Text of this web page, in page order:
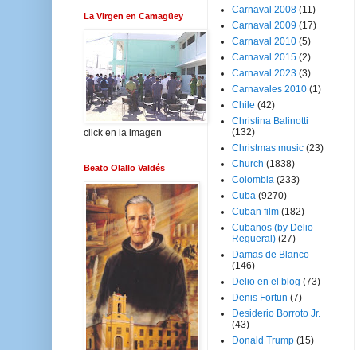
La Virgen en Camagüey
click en la imagen
Beato Olallo Valdés
Carnaval 2008 (11)
Carnaval 2009 (17)
Carnaval 2010 (5)
Carnaval 2015 (2)
Carnaval 2023 (3)
Carnavales 2010 (1)
Chile (42)
Christina Balinotti
(132)
Christmas music (23)
Church (1838)
Colombia (233)
Cuba (9270)
Cuban film (182)
Cubanos (by Delio
Regueral) (27)
Damas de Blanco
(146)
Delio en el blog (73)
Denis Fortun (7)
Desiderio Borroto Jr.
(43)
Donald Trump (15)